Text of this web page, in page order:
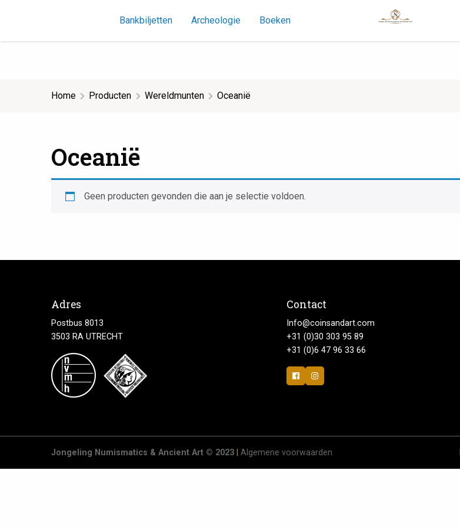
Bankbiljetten Archeologie Boeken
Home Producten Wereldmunten Oceanië
Oceanië
Geen producten gevonden die aan je selectie voldoen.
Adres
Postbus 8013
3503 RA UTRECHT
Contact
Info@coinsandart.com
+31 (0)30 303 95 89
+31 (0)6 47 96 33 66
Jongeling Numismatics & Ancient Art © 2023 Algemene voorwaarden